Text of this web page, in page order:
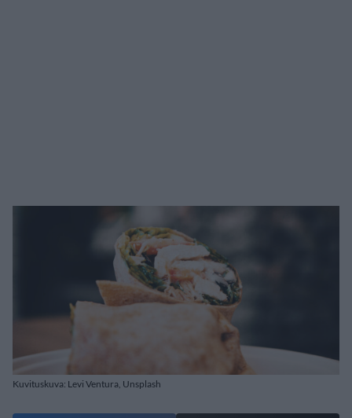
Kuvituskuva: Levi Ventura, Unsplash